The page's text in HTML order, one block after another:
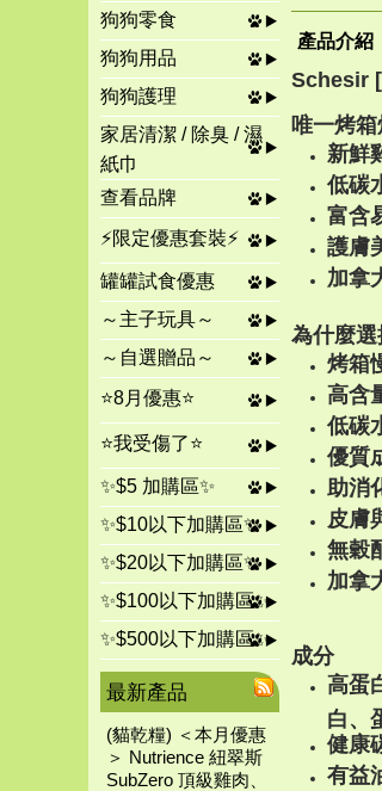
狗狗零食
狗狗用品
狗狗護理
家居清潔 / 除臭 / 濕
紙巾
查看品牌
⚡限定優惠套裝⚡
罐罐試食優惠
～主子玩具～
～自選贈品～
⭐8月優惠⭐
⭐我受傷了⭐
✨$5 加購區✨
✨$10以下加購區✨
✨$20以下加購區✨
✨$100以下加購區✨
✨$500以下加購區✨
最新產品
(貓乾糧) ＜本月優惠
＞ Nutrience 紐翠斯
SubZero 頂級雞肉、
產品介紹
Schesir
唯一烤
新鮮
低碳
富含
護膚
加拿
為什麼
烤箱
高含
低碳
優質
助消
皮膚
無穀
加拿
成分
高蛋
白、
健康
有益